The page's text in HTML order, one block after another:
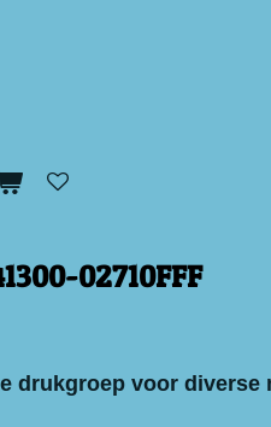
02710FFF
drukgroep voor diverse